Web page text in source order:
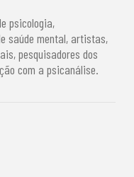
psicologia,
saúde mental, artistas,
pesquisadores dos
com a psicanálise.